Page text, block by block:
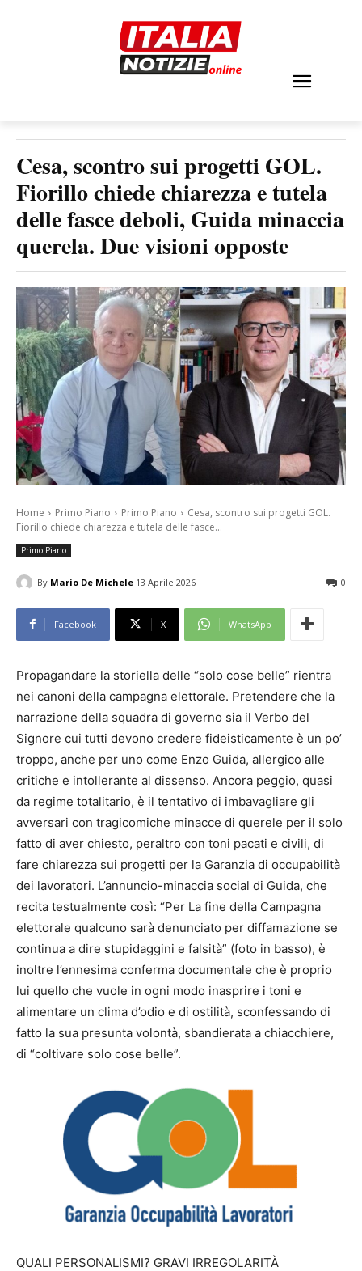
Cesa, scontro sui progetti GOL.
Fiorillo chiede chiarezza e tutela
delle fasce deboli, Guida minaccia
querela. Due visioni opposte
Home Primo Piano Primo Piano
Cesa, scontro sui progetti GOL.
Fiorillo chiede chiarezza e tutela delle fasce...
Primo Piano
By Mario De Michele 13 Aprile 2026 0
Facebook X WhatsApp
Propagandare la storiella delle “solo cose belle” rientra
nei canoni della campagna elettorale. Pretendere che la
narrazione della squadra di governo sia il Verbo del
Signore cui tutti devono credere fideisticamente è un po’
troppo, anche per uno come Enzo Guida, allergico alle
critiche e intollerante al dissenso. Ancora peggio, quasi
da regime totalitario, è il tentativo di imbavagliare gli
avversari con tragicomiche minacce di querele per il solo
fatto di aver chiesto, peraltro con toni pacati e civili, di
fare chiarezza sui progetti per la Garanzia di occupabilità
dei lavoratori. L’annuncio-minaccia social di Guida, che
recita testualmente così: “Per La fine della Campagna
elettorale qualcuno sarà denunciato per diffamazione se
continua a dire stupidaggini e falsità” (foto in basso), è
inoltre l’ennesima conferma documentale che è proprio
lui quello che vuole in ogni modo inasprire i toni e
alimentare un clima d’odio e di ostilità, sconfessando di
fatto la sua presunta volontà, sbandierata a chiacchiere,
di “coltivare solo cose belle”.
QUALI PERSONALISMI? GRAVI IRREGOLARITÀ